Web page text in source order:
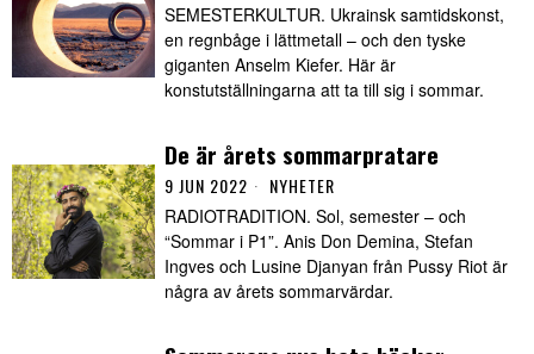
SEMESTERKULTUR. Ukrainsk samtidskonst,
en regnbåge i lättmetall – och den tyske
giganten Anselm Kiefer. Här är
konstutställningarna att ta till sig i sommar.
De är årets sommarpratare
9 JUN 2022 NYHETER
RADIOTRADITION. Sol, semester – och
“Sommar i P1”. Anis Don Demina, Stefan
Ingves och Lusine Djanyan från Pussy Riot är
några av årets sommarvärdar.